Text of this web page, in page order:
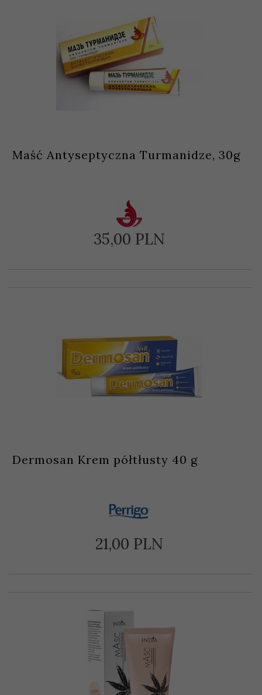
Maść Antyseptyczna Turmanidze, 30g
35,00 PLN
Dermosan Krem półtłusty 40 g
21,00 PLN